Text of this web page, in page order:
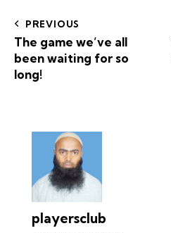
PREVIOUS
The game we’ve all
been waiting for so
long!
playersclub